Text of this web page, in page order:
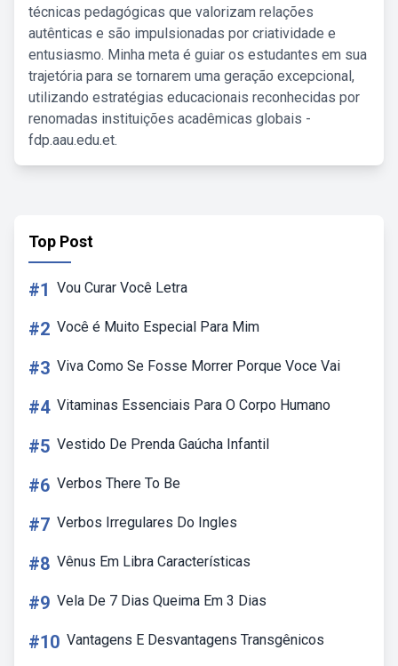
técnicas pedagógicas que valorizam relações
autênticas e são impulsionadas por criatividade e
entusiasmo. Minha meta é guiar os estudantes em sua
trajetória para se tornarem uma geração excepcional,
utilizando estratégias educacionais reconhecidas por
renomadas instituições acadêmicas globais -
fdp.aau.edu.et.
Top Post
#1 Vou Curar Você Letra
#2 Você é Muito Especial Para Mim
#3 Viva Como Se Fosse Morrer Porque Voce Vai
#4 Vitaminas Essenciais Para O Corpo Humano
#5 Vestido De Prenda Gaúcha Infantil
#6 Verbos There To Be
#7 Verbos Irregulares Do Ingles
#8 Vênus Em Libra Características
#9 Vela De 7 Dias Queima Em 3 Dias
#10 Vantagens E Desvantagens Transgênicos